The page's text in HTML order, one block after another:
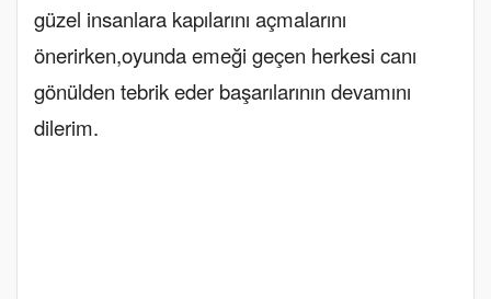
güzel insanlara kapılarını açmalarını
önerirken,oyunda emeği geçen herkesi canı
gönülden tebrik eder başarılarının devamını
dilerim.